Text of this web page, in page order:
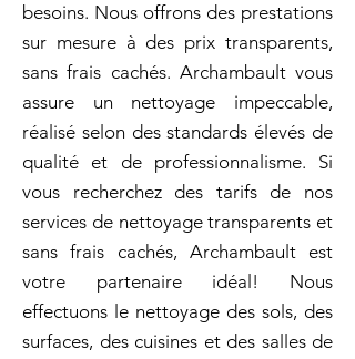
besoins. Nous offrons des prestations
sur mesure à des prix transparents,
sans frais cachés. Archambault vous
assure un nettoyage impeccable,
réalisé selon des standards élevés de
qualité et de professionnalisme. Si
vous recherchez des tarifs de nos
services de nettoyage transparents et
sans frais cachés, Archambault est
votre partenaire idéal! Nous
effectuons le nettoyage des sols, des
surfaces, des cuisines et des salles de